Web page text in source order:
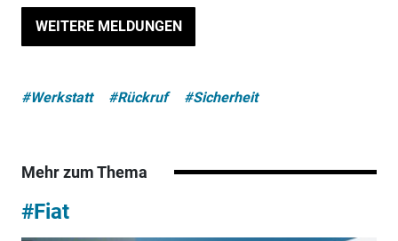
WEITERE MELDUNGEN
#Werkstatt #Rückruf #Sicherheit
Mehr zum Thema
#Fiat